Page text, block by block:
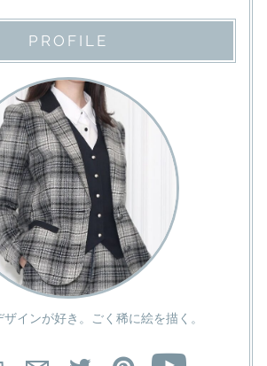
PROFILE
インが好き。ごく稀に絵を描く。